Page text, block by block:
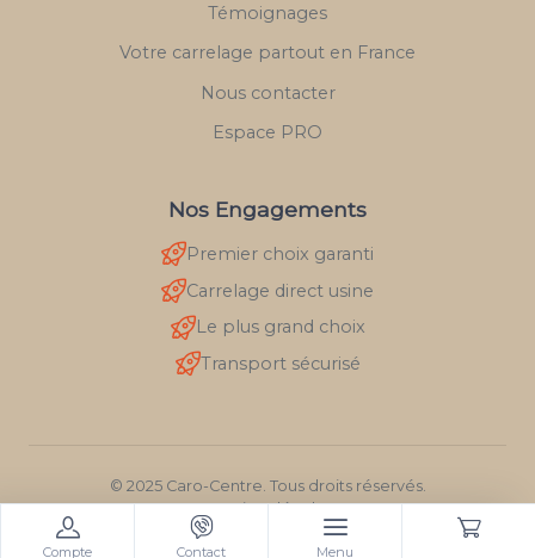
Compte Contact Menu
Témoignages
Votre carrelage partout en France
Nous contacter
Espace PRO
Nos Engagements
Premier choix garanti
Carrelage direct usine
Le plus grand choix
Transport sécurisé
© 2025 Caro-Centre. Tous droits réservés.
Mentions légales